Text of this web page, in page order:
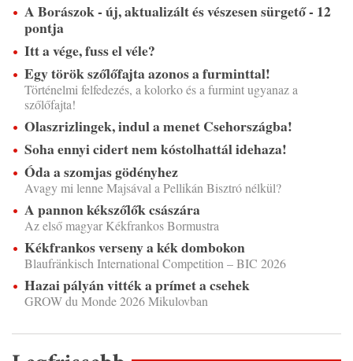
A Borászok - új, aktualizált és vészesen sürgető - 12
pontja
Itt a vége, fuss el véle?
Egy török szőlőfajta azonos a furminttal!
Történelmi felfedezés, a kolorko és a furmint ugyanaz a
szőlőfajta!
Olaszrizlingek, indul a menet Csehországba!
Soha ennyi cidert nem kóstolhattál idehaza!
Óda a szomjas gödényhez
Avagy mi lenne Majsával a Pellikán Bisztró nélkül?
A pannon kékszőlők császára
Az első magyar Kékfrankos Bormustra
Kékfrankos verseny a kék dombokon
Blaufränkisch International Competition – BIC 2026
Hazai pályán vitték a prímet a csehek
GROW du Monde 2026 Mikulovban